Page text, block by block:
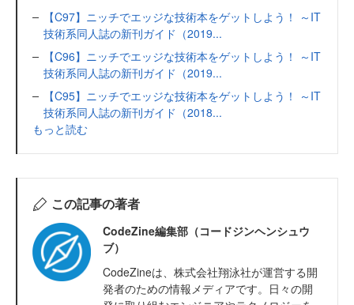
【C97】ニッチでエッジな技術本をゲットしよう！ ～IT
技術系同人誌の新刊ガイド（2019...
【C96】ニッチでエッジな技術本をゲットしよう！ ～IT
技術系同人誌の新刊ガイド（2019...
【C95】ニッチでエッジな技術本をゲットしよう！ ～IT
技術系同人誌の新刊ガイド（2018...
もっと読む
この記事の著者
CodeZine編集部（コードジンヘンシュウ
ブ）
CodeZineは、株式会社翔泳社が運営する開
発者のための情報メディアです。日々の開